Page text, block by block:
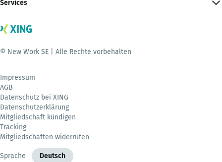
Services
© New Work SE | Alle Rechte vorbehalten
Impressum
AGB
Datenschutz bei XING
Datenschutzerklärung
Mitgliedschaft kündigen
Tracking
Mitgliedschaften widerrufen
Sprache Deutsch